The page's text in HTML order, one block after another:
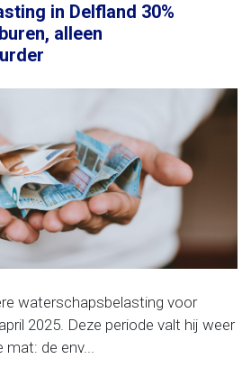
in Delfland 30%
alleen
waterschapsbelasting voor
2025. Deze periode valt hij weer
mat: de env...